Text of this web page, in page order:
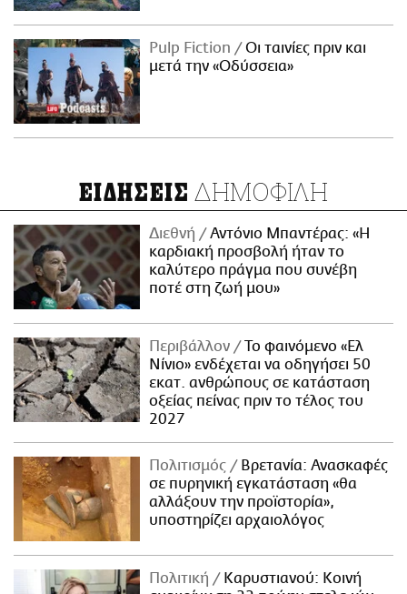
Pulp Fiction
Οι ταινίες πριν και
μετά την «Οδύσσεια»
ΕΙΔΗΣΕΙΣ ΔΗΜΟΦΙΛΗ
Διεθνή
Αντόνιο Μπαντέρας: «Η
καρδιακή προσβολή ήταν το
καλύτερο πράγμα που συνέβη
ποτέ στη ζωή μου»
Περιβάλλον
Το φαινόμενο «Ελ
Νίνιο» ενδέχεται να οδηγήσει 50
εκατ. ανθρώπους σε κατάσταση
οξείας πείνας πριν το τέλος του
2027
Πολιτισμός
Βρετανία: Ανασκαφές
σε πυρηνική εγκατάσταση «θα
αλλάξουν την προϊστορία»,
υποστηρίζει αρχαιολόγος
Πολιτική
Καρυστιανού: Κοινή